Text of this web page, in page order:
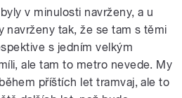
v minulosti navrženy, a u
navrženy tak, že se tam s těmi
s jedním velkým
ale tam to metro nevede. My
příštích let tramvaj, ale to